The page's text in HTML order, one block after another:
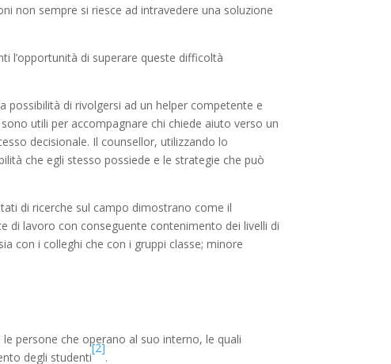
non sempre si riesce ad intravedere una soluzione
l’opportunità di superare queste difficoltà
possibilità di rivolgersi ad un helper competente e
utili per accompagnare chi chiede aiuto verso un
decisionale. Il counsellor, utilizzando lo
che egli stesso possiede e le strategie che può
di ricerche sul campo dimostrano come il
di lavoro con conseguente contenimento dei livelli di
con i colleghi che con i gruppi classe; minore
persone che operano al suo interno, le quali
degli studenti
[2]
.